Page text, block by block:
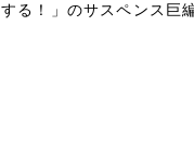
する！」のサスペンス巨